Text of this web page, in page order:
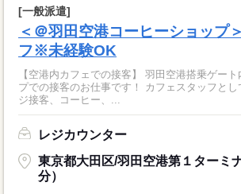
[一般派遣]
＜＠羽田空港コーヒーショップ
フ※未経験OK
【空港内カフェでの接客】 羽田空港搭乗ゲー
プでの接客のお仕事です！ カフェスタッフと
ジ接客、コーヒー、...
レジカウンター
東京都大田区/羽田空港第１ターミ
分）